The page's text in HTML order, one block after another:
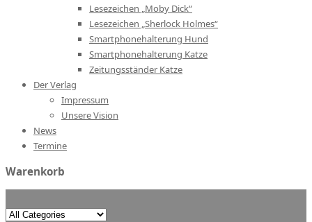
Lesezeichen „Moby Dick“
Lesezeichen „Sherlock Holmes“
Smartphonehalterung Hund
Smartphonehalterung Katze
Zeitungsständer Katze
Der Verlag
Impressum
Unsere Vision
News
Termine
Warenkorb
Search